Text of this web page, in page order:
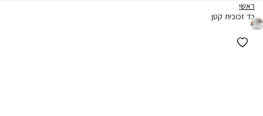
ראשי
כד זכוכית קטן